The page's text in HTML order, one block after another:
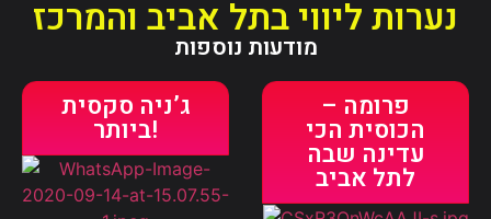
נערות ליווי בתל אביב והמרכז
מודעות נוספות
ג’ניה סקסית
ביותר!
פרומה –
הכוסית הכי
עדינה שבה
לתל אביב